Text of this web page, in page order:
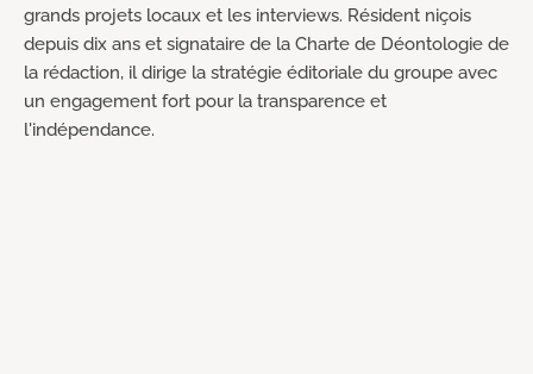
grands projets locaux et les interviews. Résident niçois
depuis dix ans et signataire de la Charte de Déontologie de
la rédaction, il dirige la stratégie éditoriale du groupe avec
un engagement fort pour la transparence et
l'indépendance.